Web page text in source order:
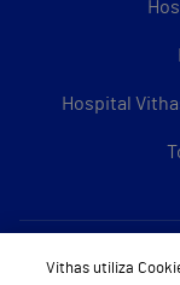
Hospital
Vithas utiliza